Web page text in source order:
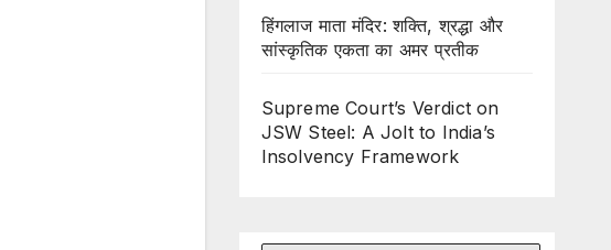
हिंगलाज माता मंदिर: शक्ति, श्रद्धा और
सांस्कृतिक एकता का अमर प्रतीक
Supreme Court’s Verdict on
JSW Steel: A Jolt to India’s
Insolvency Framework